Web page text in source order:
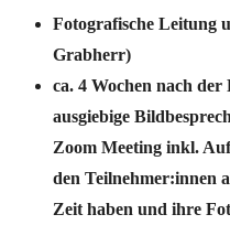
Fotografische Leitung
Grabherr)
ca. 4 Wochen nach der
ausgiebige
Zoom Meeting inkl.
den Teilnehmer:innen
Zeit haben und ihre